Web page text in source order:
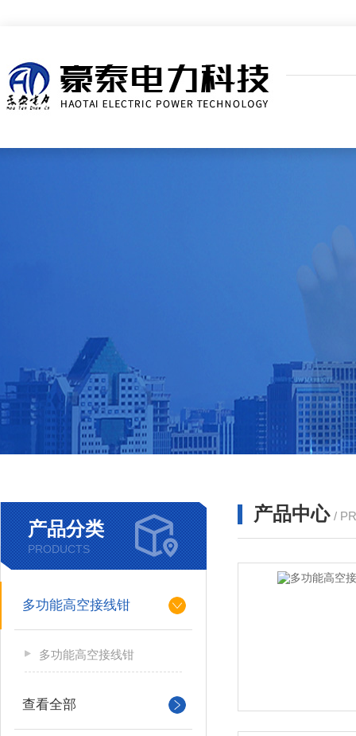
产品分类
PRODUCTS
多功能高空接线钳
多功能高空接线钳
查看全部
产品中心 /